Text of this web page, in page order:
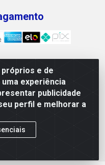
e de
experiência
publicidade
perfil e melhorar a
55 (412 Norte), Alameda
TO - CEP 77.006-540 -
0001-02